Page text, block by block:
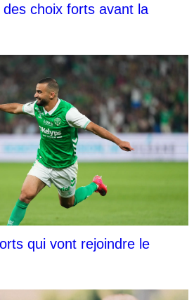
choix forts avant la
qui vont rejoindre le